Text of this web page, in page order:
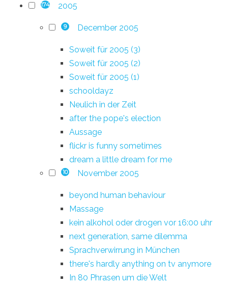
174 2005
9 December 2005
Soweit für 2005 (3)
Soweit für 2005 (2)
Soweit für 2005 (1)
schooldayz
Neulich in der Zeit
after the pope's election
Aussage
flickr is funny sometimes
dream a little dream for me
10 November 2005
beyond human behaviour
Massage
kein alkohol oder drogen vor 16:00 uhr
next generation, same dilemma
Sprachverwirrung in München
there's hardly anything on tv anymore
In 80 Phrasen um die Welt